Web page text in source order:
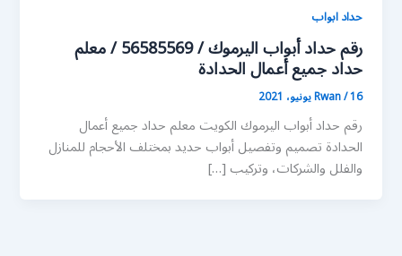
حداد ابواب
رقم حداد أبواب اليرموك / 56585569 / معلم
حداد جميع أعمال الحدادة
Rwan/16 يونيو، 2021
رقم حداد أبواب اليرموك الكويت معلم حداد جميع أعمال
الحدادة تصميم وتفصيل أبواب حديد بمختلف الأحجام للمنازل
والفلل والشركات، وتركيب […]